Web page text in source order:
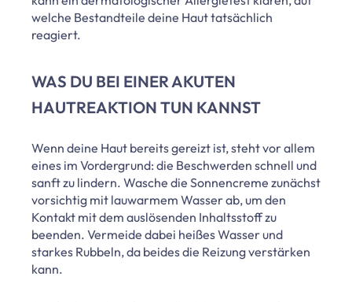
welche Bestandteile deine Haut tatsächlich
reagiert.
WAS DU BEI EINER AKUTEN
HAUTREAKTION TUN KANNST
Wenn deine Haut bereits gereizt ist, steht vor allem
eines im Vordergrund: die Beschwerden schnell und
sanft zu lindern. Wasche die Sonnencreme zunächst
vorsichtig mit lauwarmem Wasser ab, um den
Kontakt mit dem auslösenden Inhaltsstoff zu
beenden. Vermeide dabei heißes Wasser und
starkes Rubbeln, da beides die Reizung verstärken
kann.